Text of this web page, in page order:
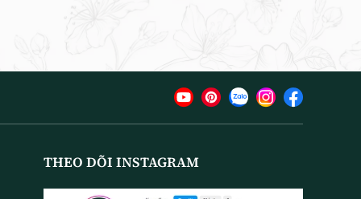
THEO DÕI INSTAGRAM